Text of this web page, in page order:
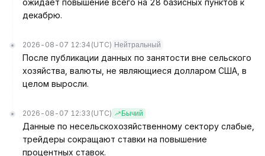
ожидает повышение всего на 28 базисных пунктов к
декабрю.
2026-08-07 12:34 (UTC) Нейтральный
После публикации данных по занятости вне сельского
хозяйства, валюты, не являющиеся долларом США, в
целом выросли.
2026-08-07 12:33 (UTC) Бычий
Данные по несельскохозяйственному сектору слабые,
трейдеры сокращают ставки на повышение
процентных ставок.